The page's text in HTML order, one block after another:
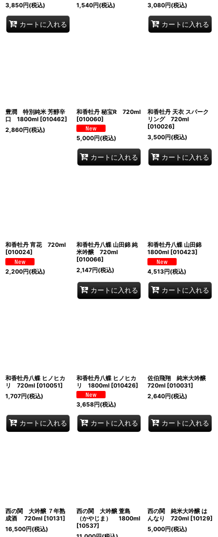
3,850円(税込)
カートに入れる
1,540円(税込)
3,080円(税込)
カートに入れる
豊潤 特別純米 芳醇辛
口 1800ml [010462]
2,860円(税込)
和香牡丹 秘宝R 720ml
[010060]
5,000円(税込)
カートに入れる
和香牡丹 天衣 スパーク
リング 720ml
[010026]
3,500円(税込)
カートに入れる
和香牡丹 宵花 720ml
[010024]
2,200円(税込)
和香牡丹八蝶 山田錦 純
米吟醸 720ml
[010066]
2,147円(税込)
カートに入れる
和香牡丹八蝶 山田錦
1800ml [010423]
4,513円(税込)
カートに入れる
和香牡丹八蝶 ヒノヒカ
リ 720ml [010051]
1,707円(税込)
カートに入れる
和香牡丹八蝶 ヒノヒカ
リ 1800ml [010426]
3,658円(税込)
カートに入れる
佐伯飛翔 純米大吟醸
720ml [010031]
2,640円(税込)
カートに入れる
西の関 大吟醸 ７年熟
成酒 720ml [10131]
16,500円(税込)
西の関 大吟醸 萱島
（かやじま） 1800ml
[10537]
西の関 純米大吟醸 は
んなり 720ml [10129]
5,000円(税込)